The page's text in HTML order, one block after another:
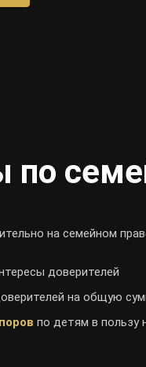
по
на семейном
доверителей
на общую
по детям в пользу